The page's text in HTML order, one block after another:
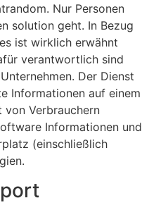
Nur Personen
solution geht. In Bezug
ist wirklich erwähnt
verantwortlich sind
Der Dienst
Informationen auf einem
Verbrauchern
Informationen und
(einschließlich